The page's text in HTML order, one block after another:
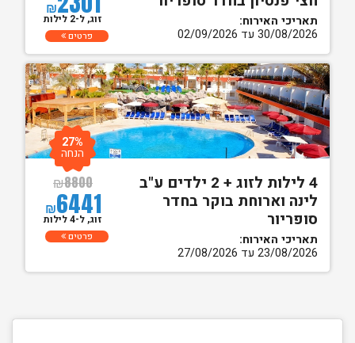
תאריכי האירוח:
30/08/2026 עד 02/09/2026
₪
זוג, ל-2 לילות
פרטים
4 לילות לזוג + 2 ילדים ע"ב
לינה וארוחת בוקר בחדר
סופריור
תאריכי האירוח:
23/08/2026 עד 27/08/2026
₪8800
₪6441
27%
הנחה
זוג, ל-4 לילות
פרטים